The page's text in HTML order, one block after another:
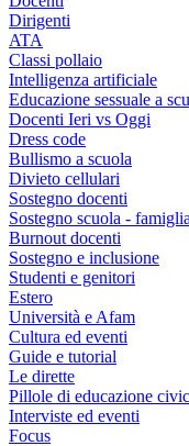
Dirigenti
ATA
Classi pollaio
Intelligenza artificiale
Educazione sessuale a
Docenti Ieri vs Oggi
Dress code
Bullismo a scuola
Divieto cellulari
Sostegno docenti
Sostegno scuola - famiglia
Burnout docenti
Sostegno e inclusione
Studenti e genitori
Estero
Università e Afam
Cultura ed eventi
Guide e tutorial
Le dirette
Pillole di educazione
Interviste ed eventi
Focus